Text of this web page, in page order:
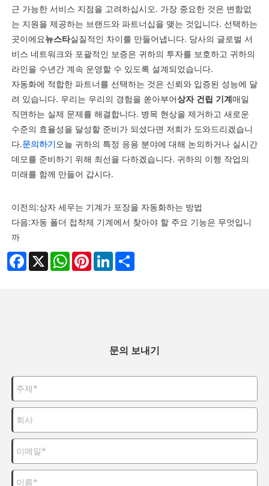
근 가능한 서비스 지점을 고려하십시오. 가장 중요한 것은 변함없
는 지원을 제공하는 브랜드와 파트너십을 맺는 것입니다. 선택하는
곳이에요뉴스타실질적인 차이를 만들어냅니다. 당사의 글로벌 서
비스 네트워크와 포괄적인 보증은 귀하의 투자를 보호하고 귀하의
라인을 수년간 계속 운영할 수 있도록 설계되었습니다.
자동화에 적합한 파트너를 선택하는 것은 신뢰와 입증된 성능에 달
려 있습니다. 우리는 우리의 경험을 쏟아부어상자 건립 기계매일
직면하는 실제 문제를 해결합니다. 병목 현상을 제거하고 새로운
수준의 효율성을 달성할 준비가 되셨다면 저희가 도와드리겠습니
다.문의하기오늘 귀하의 특정 응용 분야에 대해 논의하거나 실시간
데모를 준비하기 위해 최선을 다하겠습니다. 귀하의 이행 작업의
미래를 함께 만들어 갑시다.
이전의:상자 세우는 기계가 포장을 자동화하는 방법
다음:자동 폴더 접착제 기계에서 찾아야 할 주요 기능은 무엇입니
까
Facebook
X WhatsAppPinterestLinkedIn
문의 보내기